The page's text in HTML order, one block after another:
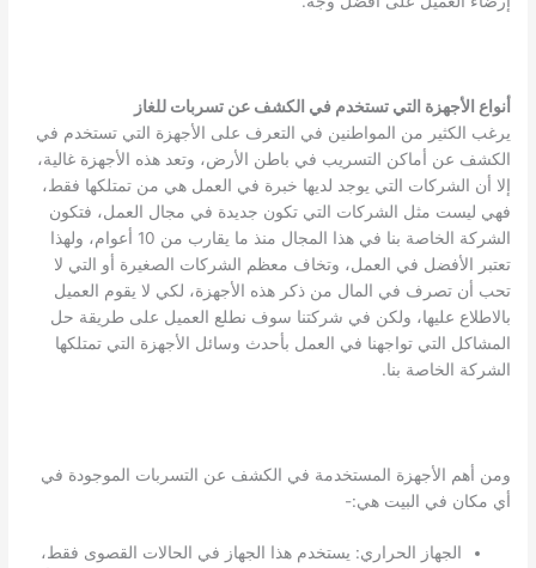
أنواع الأجهزة التي تستخدم في الكشف عن تسربات للغاز
يرغب الكثير من المواطنين في التعرف على الأجهزة التي تستخدم في
الكشف عن أماكن التسريب في باطن الأرض، وتعد هذه الأجهزة غالية،
إلا أن الشركات التي يوجد لديها خبرة في العمل هي من تمتلكها فقط،
فهي ليست مثل الشركات التي تكون جديدة في مجال العمل، فتكون
الشركة الخاصة بنا في هذا المجال منذ ما يقارب من 10 أعوام، ولهذا
تعتبر الأفضل في العمل، وتخاف معظم الشركات الصغيرة أو التي لا
تحب أن تصرف في المال من ذكر هذه الأجهزة، لكي لا يقوم العميل
بالاطلاع عليها، ولكن في شركتنا سوف نطلع العميل على طريقة حل
المشاكل التي تواجهنا في العمل بأحدث وسائل الأجهزة التي تمتلكها
الشركة الخاصة بنا.
ومن أهم الأجهزة المستخدمة في الكشف عن التسربات الموجودة في
أي مكان في البيت هي:-
الجهاز الحراري: يستخدم هذا الجهاز في الحالات القصوى فقط،